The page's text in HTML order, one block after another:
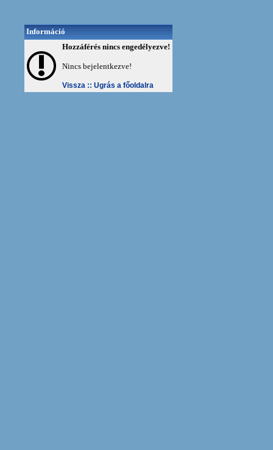
Információ
Hozzáférés nincs engedélyezve!
Nincs bejelentkezve!
Vissza :: Ugrás a főoldalra